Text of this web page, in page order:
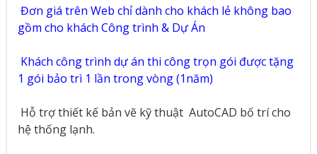
Đơn giá trên Web chỉ dành cho khách lẻ không bao
gồm cho khách Công trình & Dự Án
Khách công trình dự án thi công trọn gói được tặng
1 gói bảo trì 1 lần trong vòng (1năm)
Hỗ trợ thiết kế bản vẽ kỹ thuật AutoCAD bố trí cho
hệ thống lạnh.